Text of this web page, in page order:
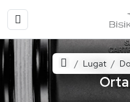
Ana Sayfa
Lugat